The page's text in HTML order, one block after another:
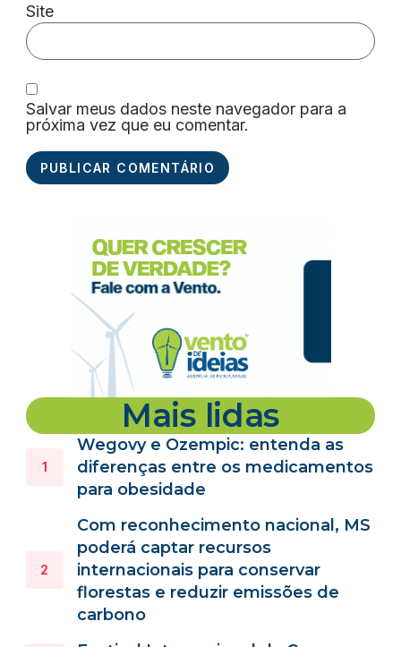
Site
Salvar meus dados neste navegador para a
próxima vez que eu comentar.
Mais lidas
Wegovy e Ozempic: entenda as
diferenças entre os medicamentos
para obesidade
Com reconhecimento nacional, MS
poderá captar recursos
internacionais para conservar
florestas e reduzir emissões de
carbono